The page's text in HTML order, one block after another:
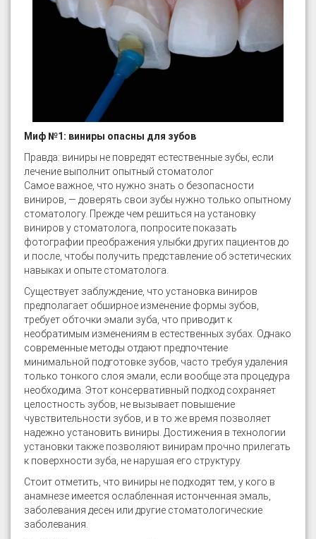
Миф №1: виниры опасны для зубов
Правда: виниры не повредят естественные зубы, если
лечение выполнит опытный стоматолог
Самое важное, что нужно знать о безопасности
виниров, — доверять свои зубы нужно только опытному
стоматологу. Прежде чем решиться на установку
виниров у стоматолога, попросите показать
фотографии преображения улыбки других пациентов до
и после, чтобы получить представление об эстетических
навыках и опыте стоматолога.
Существует заблуждение, что установка виниров
предполагает обширное изменение формы зубов,
требует обточки эмали зуба, что приводит к
необратимым изменениям в естественных зубах. Однако
современные методы отдают предпочтение
минимальной подготовке зубов, часто требуя удаления
только тонкого слоя эмали, если вообще эта процедура
необходима. Этот консервативный подход сохраняет
целостность зубов, не вызывает повышение
чувствительности зубов, и в то же время позволяет
надежно установить виниры. Достижения в технологии
установки также позволяют винирам прочно прилегать
к поверхности зуба, не нарушая его структуру.
Стоит отметить, что виниры не подходят тем, у кого в
анамнезе имеется ослабленная истонченная эмаль,
заболевания десен или другие стоматологические
заболевания.